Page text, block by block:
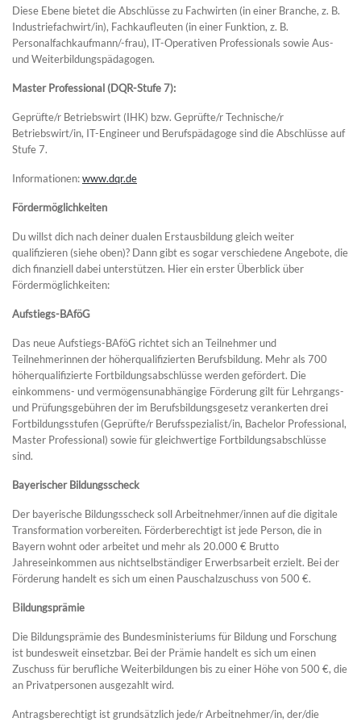
Diese Ebene bietet die Abschlüsse zu Fachwirten (in einer Branche, z. B.
Industriefachwirt/in), Fachkaufleuten (in einer Funktion, z. B.
Personalfachkaufmann/-frau), IT-Operativen Professionals sowie Aus-
und Weiterbildungspädagogen.
Master Professional (DQR-Stufe 7):
Geprüfte/r Betriebswirt (IHK) bzw. Geprüfte/r Technische/r
Betriebswirt/in, IT-Engineer und Berufspädagoge sind die Abschlüsse auf
Stufe 7.
Informationen:www.dqr.de
Fördermöglichkeiten
Du willst dich nach deiner dualen Erstausbildung gleich weiter
qualifizieren (siehe oben)? Dann gibt es sogar verschiedene Angebote, die
dich finanziell dabei unterstützen. Hier ein erster Überblick über
Fördermöglichkeiten:
Aufstiegs-BAföG
Das neue Aufstiegs-BAföG richtet sich an Teilnehmer und
Teilnehmerinnen der höherqualifizierten Berufsbildung. Mehr als 700
höherqualifizierte Fortbildungsabschlüsse werden gefördert. Die
einkommens- und vermögensunabhängige Förderung gilt für Lehrgangs-
und Prüfungsgebühren der im Berufsbildungsgesetz verankertendrei
Fortbildungsstufen (Geprüfte/r Berufsspezialist/in, Bachelor Professional,
Master Professional) sowie für gleichwertige Fortbildungsabschlüsse
sind.
Bayerischer Bildungsscheck
Der bayerische Bildungsscheck soll Arbeitnehmer/innen auf die digitale
Transformation vorbereiten. Förderberechtigt ist jede Person, die in
Bayern wohnt oder arbeitet und mehr als 20.000 € Brutto
Jahreseinkommen aus nichtselbständiger Erwerbsarbeit erzielt. Bei der
Förderung handelt es sich um einen Pauschalzuschuss von 500 €.
Bildungsprämie
Die Bildungsprämie des Bundesministeriums für Bildung und Forschung
ist bundesweit einsetzbar. Bei der Prämie handelt es sich um einen
Zuschuss für berufliche Weiterbildungen bis zu einer Höhe von 500 €, die
an Privatpersonen ausgezahlt wird.
Antragsberechtigt ist grundsätzlich jede/r Arbeitnehmer/in, der/die